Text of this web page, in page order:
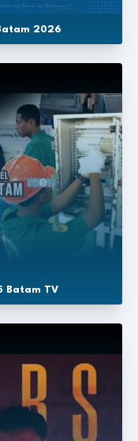
2026
Batam TV